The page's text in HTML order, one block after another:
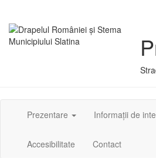
Prezentare Informații de
Accesibilitate Contact